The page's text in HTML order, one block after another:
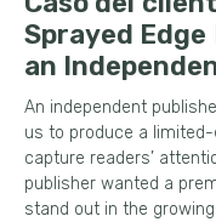
Sprayed
an
An independent
us to produce a
capture readers’
publisher wanted a
stand out in the